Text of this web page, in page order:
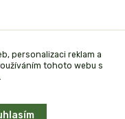
personalizaci reklam a
tohoto webu s